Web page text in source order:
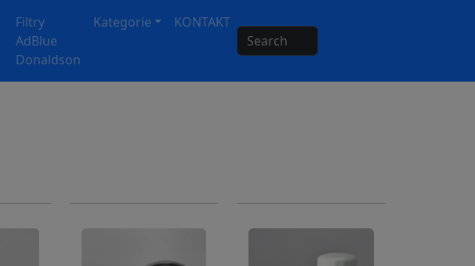
Filtry
AdBlue
Donaldson
Kategorie
KONTAKT